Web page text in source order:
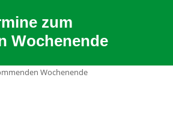
zum
Wochenende